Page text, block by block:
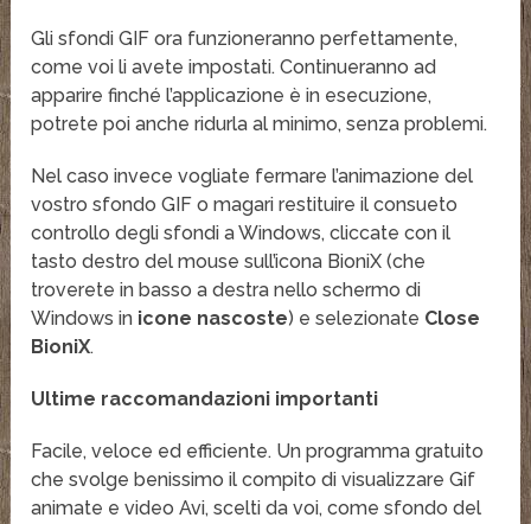
Gli sfondi GIF ora funzioneranno perfettamente,
come voi li avete impostati. Continueranno ad
apparire finché l’applicazione è in esecuzione,
potrete poi anche ridurla al minimo, senza problemi.
Nel caso invece vogliate fermare l’animazione del
vostro sfondo GIF o magari restituire il consueto
controllo degli sfondi a Windows, cliccate con il
tasto destro del mouse sull’icona BioniX (che
troverete in basso a destra nello schermo di
Windows in icone nascoste) e selezionate Close
BioniX.
Ultime raccomandazioni importanti
Facile, veloce ed efficiente. Un programma gratuito
che svolge benissimo il compito di visualizzare Gif
animate e video Avi, scelti da voi, come sfondo del